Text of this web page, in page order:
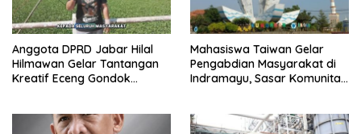
Anggota DPRD Jabar Hilal
Hilmawan Gelar Tantangan
Kreatif Eceng Gondok
Mahasiswa Taiwan Gelar
Pengabdian Masyarakat di
Indramayu, Sasar Komunitas